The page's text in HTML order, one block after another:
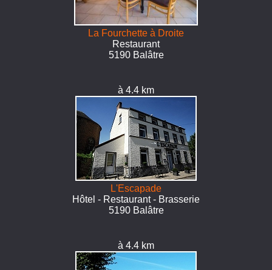
La Fourchette à Droite
Restaurant
5190 Balâtre
à 4.4 km
L'Escapade
Hôtel - Restaurant - Brasserie
5190 Balâtre
à 4.4 km